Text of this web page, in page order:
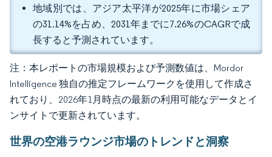
地域別では、アジア太平洋が2025年に市場シェア
の31.14%を占め、2031年までに7.26%のCAGRで成
長すると予測されています。
注：本レポートの市場規模および予測数値は、Mordor
Intelligence 独自の推定フレームワークを使用して作成さ
れており、2026年1月時点の最新の利用可能なデータとイ
ンサイトで更新されています。
世界の空港ラウンジ市場のトレンドと洞察